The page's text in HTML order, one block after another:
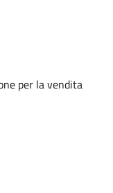
per la vendita